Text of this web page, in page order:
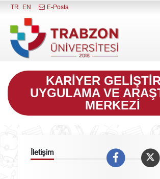
Menüyü Kapat
TR EN E-Posta
KARIYER
UYGULAMA VE
MERKEZI
İletişim